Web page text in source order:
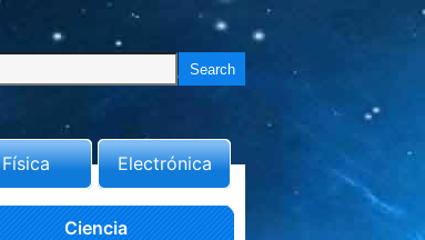
Física Electrónica
Ciencia